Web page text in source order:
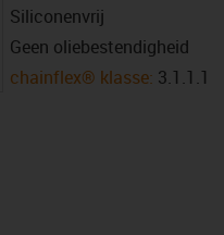
Siliconenvrij
Geen oliebestendigheid
chainflex® klasse: 3.1.1.1